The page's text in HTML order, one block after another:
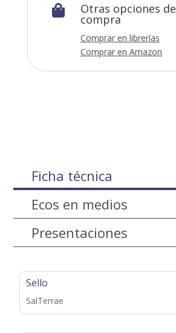
 Otras opciones de
compra
Comprar en librerías
Comprar en Amazon
Ficha técnica
Ecos en medios
Presentaciones
Sello
SalTerrae